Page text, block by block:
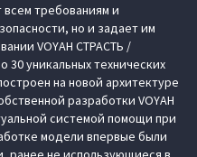
требованиям и
но и задает им
VOYAH СТРАСТЬ /
30 уникальных технических
на новой архитектуре
разработки VOYAH
системой помощи при
модели впервые были